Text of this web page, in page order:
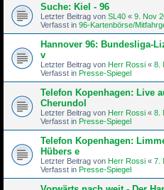
Suche: Kiel - 96
Letzter Beitrag von SL40 « 9. Nov
Verfasst in 96-Kartenbörse/
Hannover 96: Bundesliga-
v
Letzter Beitrag von Herr Rossi « 8.
Verfasst in Presse-Spiegel
Telefon Kopenhagen: Live
Cherundol
Letzter Beitrag von Herr Rossi « 8.
Verfasst in Presse-Spiegel
Telefon Kopenhagen:
Hübers e
Letzter Beitrag von Herr Rossi « 7.
Verfasst in Presse-Spiegel